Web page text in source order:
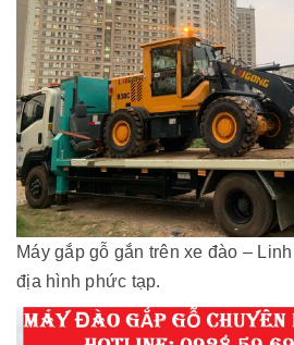
Máy gắp gỗ gắn trên xe đào –
địa hình phức tạp.